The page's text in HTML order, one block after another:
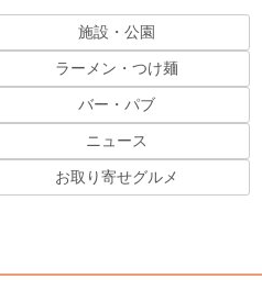
施設・公園
ラーメン・つけ麺
バー・パブ
ニュース
お取り寄せグルメ